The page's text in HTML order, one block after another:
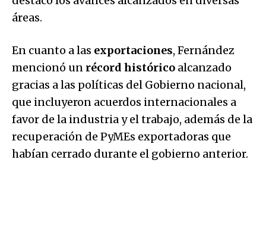
áreas.
En cuanto a las exportaciones, Fernández
mencionó un récord histórico alcanzado
gracias a las políticas del Gobierno nacional,
que incluyeron acuerdos internacionales a
favor de la industria y el trabajo, además de la
recuperación de PyMEs exportadoras que
habían cerrado durante el gobierno anterior.